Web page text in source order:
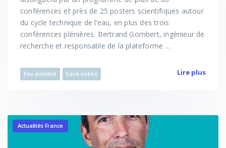
conférences et près de 25 posters scientifiques autour
du cycle technique de l’eau, en plus des trois
conférences plénières. Bertrand Gombert, ingénieur de
recherche et responsable de la plateforme ...
Eau potable Eaux usées Lire plus
Actualités France